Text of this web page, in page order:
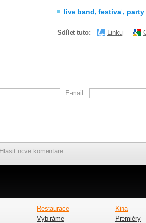
live band, festival, party
Sdílet tuto: Linkuj
E-mail:
Hlásit nové komentáře.
Restaurace
Vybíráme
Kina
Premiéry